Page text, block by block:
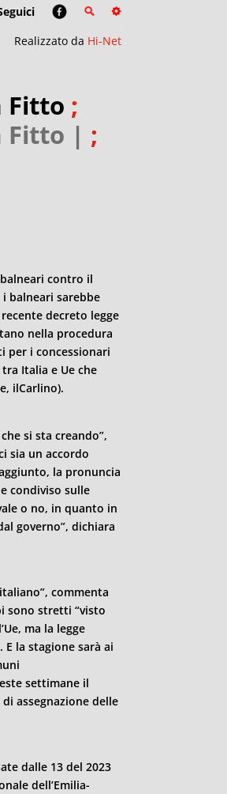
Realizzato da Hi-Net
Fitto ;
Fitto | ;
contro il
i balneari sarebbe
decreto legge
nella procedura
per i concessionari
Italia e Ue che
ilCarlino).
si sta creando”,
sia un accordo
la pronuncia
condiviso sulle
o no, in quanto in
governo”, dichiara
commenta
sono stretti “visto
ma la legge
E la stagione sarà ai
settimane il
assegnazione delle
dalle 13 del 2023
dell’Emilia-